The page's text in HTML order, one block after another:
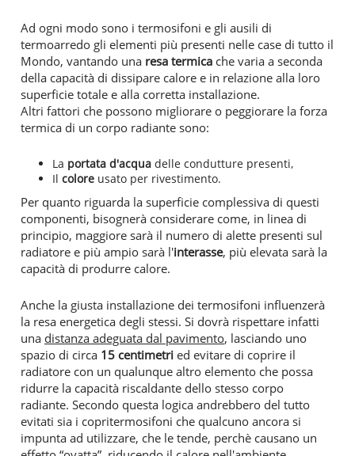
Ad ogni modo sono i termosifoni e gli ausili di
termoarredo gli elementi più presenti nelle case di tutto il
Mondo, vantando una resa termica che varia a seconda
della capacità di dissipare calore e in relazione alla loro
superficie totale e alla corretta installazione.
Altri fattori che possono migliorare o peggiorare la forza
termica di un corpo radiante sono:
La portata d'acqua delle condutture presenti,
Il colore usato per rivestimento.
Per quanto riguarda la superficie complessiva di questi
componenti, bisognerà considerare come, in linea di
principio, maggiore sarà il numero di alette presenti sul
radiatore e più ampio sarà l'interasse, più elevata sarà la
capacità di produrre calore.
Anche la giusta installazione dei termosifoni influenzerà
la resa energetica degli stessi. Si dovrà rispettare infatti
una distanza adeguata dal pavimento, lasciando uno
spazio di circa 15 centimetri ed evitare di coprire il
radiatore con un qualunque altro elemento che possa
ridurre la capacità riscaldante dello stesso corpo
radiante. Secondo questa logica andrebbero del tutto
evitati sia i copritermosifoni che qualcuno ancora si
impunta ad utilizzare, che le tende, perchè causano un